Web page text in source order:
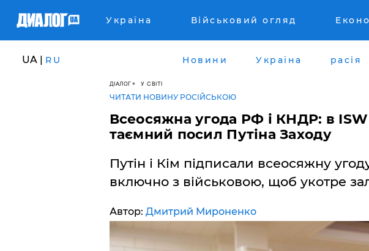
Україна Військовий огляд
UA | RU Новини Україна расія
ДІАЛОГ У СВІТІ
ЧИТАТИ НОВИНУ РОСІЙСЬКОЮ
Всеосяжна угода РФ і КНДР: в
таємний посил Путіна Заходу
Путін і Кім підписали всеосяжну
включно з військовою, щоб укотре
Автор: Дмитрий Мироненко